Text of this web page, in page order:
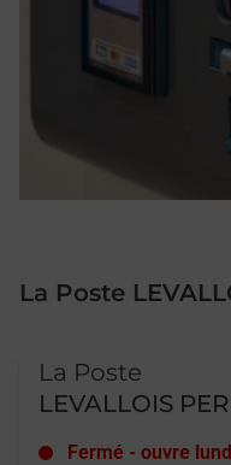
La Poste
La Poste
LEVALLOIS
Fermé - ouvre